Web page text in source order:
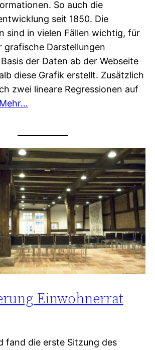
So auch die
seit 1850. Die
sind in vielen Fällen wichtig, für
grafische Darstellungen
der Daten ab der Webseite
diese Grafik erstellt. Zusätzlich
zwei lineare Regressionen auf
Einwohnerrat
fand die erste Sitzung des